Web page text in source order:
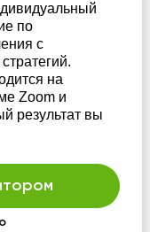
по
с
на
Zoom и
результат вы